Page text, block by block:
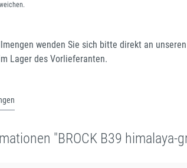
wenden Sie sich bitte direkt an
Lager des Vorlieferanten.
"BROCK B39 himalaya-